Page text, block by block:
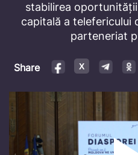
stabilirea
capitală a telefericului
parteneriat
Share